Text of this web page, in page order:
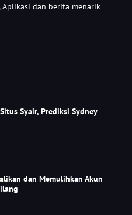
Aplikasi dan berita menarik
Syair, Prediksi Sydney
dan Memulihkan Akun